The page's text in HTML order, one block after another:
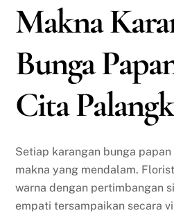
Makna
Bunga
Cita
Setiap karangan bunga
makna yang mendalam.
warna dengan pertimbangan
empati tersampaikan secara